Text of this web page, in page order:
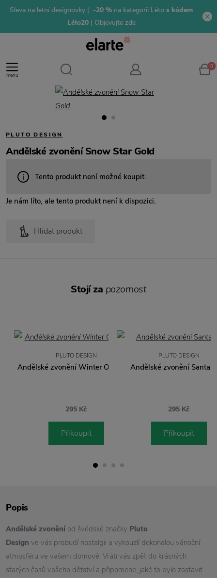
Sleva na letní designovky | -20 % na kategorii Léto s kódem
Léto20 | Objevujte zde
menu
0
PLUTO DESIGN
Andělské zvonění Snow Star Gold
Tento produkt není možné koupit.
Je nám líto, ale tento produkt není k dispozici.
Hlídat produkt
Popis
Andělské zvonění od švédské značky Pluto
Design ve vás probudí nostalgii a vykouzlí dokonalou vánoční
atmosféru ve vašem domově. Vrátí vás zpět do krásných
starých časů vašeho dětství a připomene, jaké to bylo zastavit
Stojí za pozornost
PLUTO DESIGN
Andělské zvonění Winter Oak Gold
295 Kč
Přikoupit
PLUTO DESIGN
Andělské zvonění Santa
295 Kč
Přikoupit